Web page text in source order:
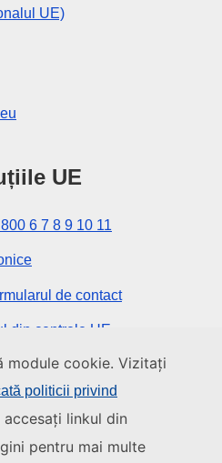
module cookie. Vizitați
politicii privind
accesați linkul din
pentru mai multe
UE)
UE
6 7 8 9 10 11
de contact
din centrele UE